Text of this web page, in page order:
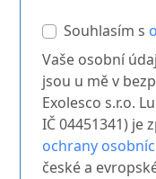
Souhlasím s
Vaše osobní
jsou u mě v
Exolesco s.r.o.
IČ 04451341) je
ochrany
české a